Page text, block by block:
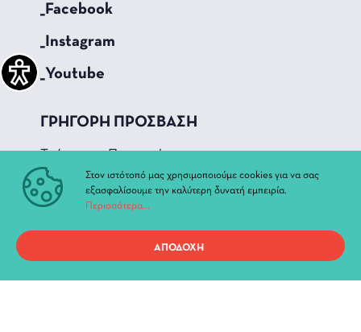
_Facebook
_Instagram
_Youtube
ΓΡΗΓΟΡΗ ΠΡΟΣΒΑΣΗ
Τρέχουσες Παραστάσεις
Αρχείο Παραστάσεων
Νέα & Ανακοινώσεις
Χώροι και Αίθουσες
Στον ιστότοπό μας χρησιμοποιούμε cookies για να σας
εξασφαλίσουμε την καλύτερη δυνατή εμπειρία.
Περισσότερα...
ΑΠΟΔΟΧΗ